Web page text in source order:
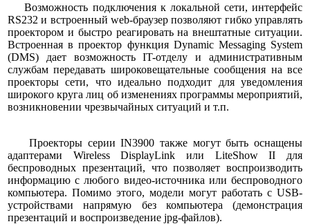
Возможность подключения к локальной сети, интерфейс
RS232 и встроенный web-браузер позволяют гибко управлять
проектором и быстро реагировать на внештатные ситуации.
Встроенная в проектор функция Dynamic Messaging System
(DMS) дает возможность IT-отделу и административным
службам передавать широковещательные сообщения на все
проекторы сети, что идеально подходит для уведомления
широкого круга лиц об изменениях программы мероприятий,
возникновении чрезвычайных ситуаций и т.п.
Проекторы серии IN3900 также могут быть оснащены
адаптерами Wireless DisplayLink или LiteShow II для
беспроводных презентаций, что позволяет воспроизводить
информацию с любого видео-источника или беспроводного
компьютера. Помимо этого, модели могут работать с USB-
устройствами напрямую без компьютера (демонстрация
презентаций и воспроизведение jpg-файлов).